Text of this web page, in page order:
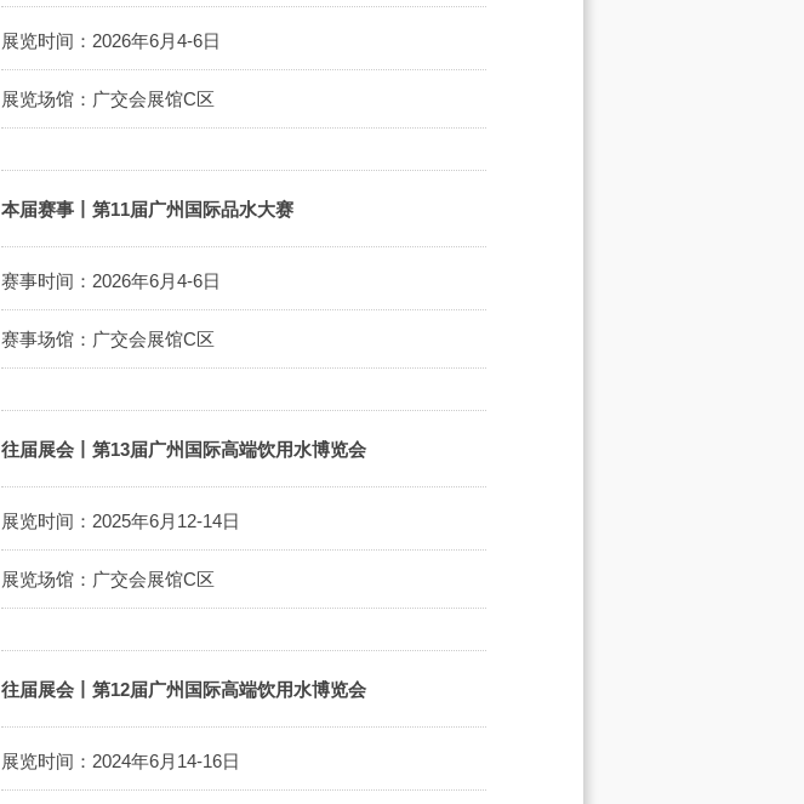
展览时间：2026年6月4-6日
展览场馆：广交会展馆C区
本届赛事丨第11届广州国际品水大赛
赛事时间：2026年6月4-6日
赛事场馆：广交会展馆C区
往届展会丨第13届广州国际高端饮用水博览会
展览时间：2025年6月12-14日
展览场馆：广交会展馆C区
往届展会丨第12届广州国际高端饮用水博览会
展览时间：2024年6月14-16日